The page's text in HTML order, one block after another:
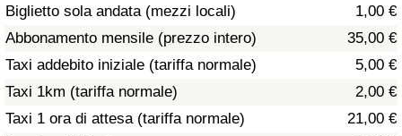
Biglietto sola andata (mezzi locali)
1,00 €
Abbonamento mensile (prezzo intero)
35,00 €
Taxi addebito iniziale (tariffa normale)
5,00 €
Taxi 1km (tariffa normale)
2,00 €
Taxi 1 ora di attesa (tariffa normale)
21,00 €